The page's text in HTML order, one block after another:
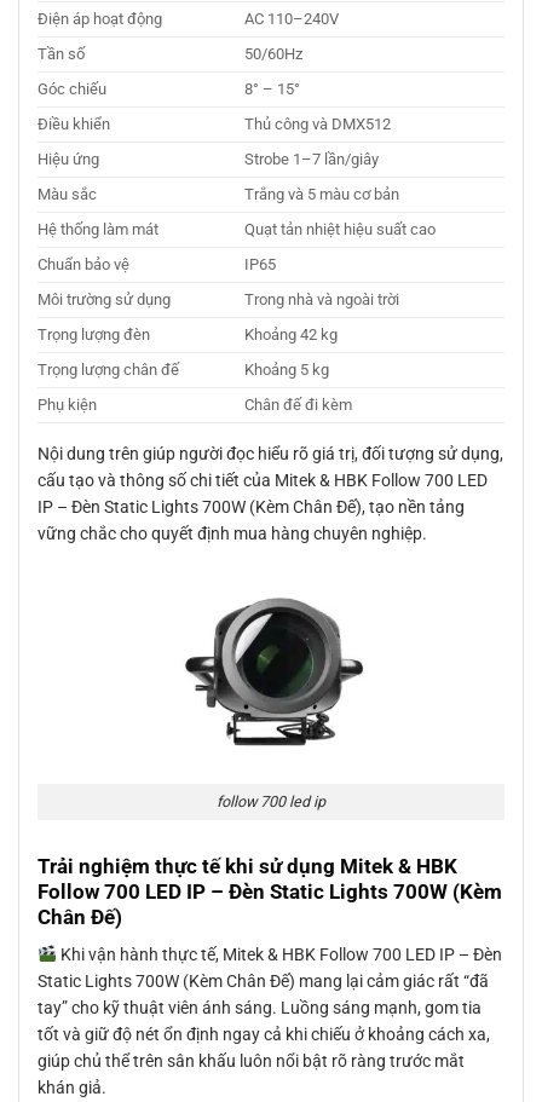
Điện áp hoạt động
AC 110–240V
Tần số
50/60Hz
Góc chiếu
8° – 15°
Điều khiển
Thủ công và DMX512
Hiệu ứng
Strobe 1–7 lần/giây
Màu sắc
Trắng và 5 màu cơ bản
Hệ thống làm mát
Quạt tản nhiệt hiệu suất cao
Chuẩn bảo vệ
IP65
Môi trường sử dụng
Trong nhà và ngoài trời
Trọng lượng đèn
Khoảng 42 kg
Trọng lượng chân đế
Khoảng 5 kg
Phụ kiện
Chân đế đi kèm
Nội dung trên giúp người đọc hiểu rõ giá trị, đối tượng sử dụng,
cấu tạo và thông số chi tiết của Mitek & HBK Follow 700 LED
IP – Đèn Static Lights 700W (Kèm Chân Đế), tạo nền tảng
vững chắc cho quyết định mua hàng chuyên nghiệp.
follow 700 led ip
Trải nghiệm thực tế khi sử dụng Mitek & HBK
Follow 700 LED IP – Đèn Static Lights 700W (Kèm
Chân Đế)
Khi vận hành thực tế, Mitek & HBK Follow 700 LED IP – Đèn
Static Lights 700W (Kèm Chân Đế) mang lại cảm giác rất “đã
tay” cho kỹ thuật viên ánh sáng. Luồng sáng mạnh, gom tia
tốt và giữ độ nét ổn định ngay cả khi chiếu ở khoảng cách xa,
giúp chủ thể trên sân khấu luôn nổi bật rõ ràng trước mắt
khán giả.